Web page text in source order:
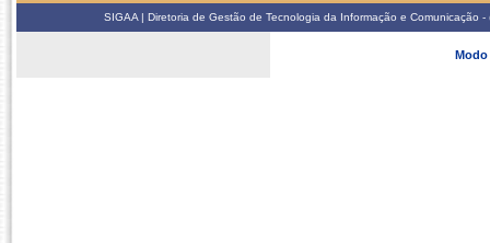
SIGAA | Diretoria de Gestão de Tecnologia da Informação e
Modo